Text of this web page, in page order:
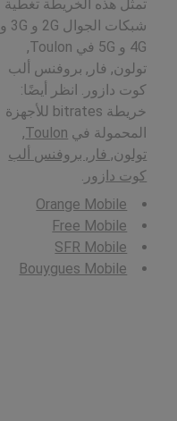
تمثل هذه الخريطة تغطية
شبكات الجوال 2G و 3G و
4G و 5G في Toulon,
تولون, فار, بروفنس ألب
كوت دازور. انظر أيضًا:
خريطة bitrates للأجهزة
المحمولة في
Toulon,
تولون, فار, بروفنس ألب
كوت دازور
Orange Mobile
Free Mobile
SFR Mobile
Bouygues Mobile